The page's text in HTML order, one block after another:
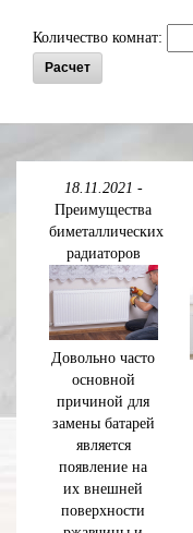
Количество комнат:
Расчет
18.11.2021 -
Преимущества
биметаллических
радиаторов
Довольно часто
основной
причиной для
замены батарей
является
появление на
их внешней
поверхности